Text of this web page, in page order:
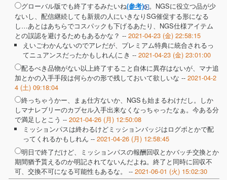
グローバル版でも終了するみたいね(参考) 。NGSに役立つ品が少
ないし、配信継続しても新規の人にいきなりSG催促する形になる
し…あとはあちらでコスパックも下げるあたり、NGS仕様アイテム
との誤認を避けるためもあるかな？ -- 2021-04-23 (金) 22:58:15
えいごわかんないのでアレだが、プレミアム特典に統合されるっ
てニュアンスだったかもしれん(こき -- 2021-04-23 (金) 23:01:00
配るべき品物がない以上終了すること自体に異存はないが、マナ追
加とかの入手手段は何らかの形で残しておいて欲しいな -- 2021-04-2
4 (土) 09:18:04
終っちゃうかー、まぁ仕方ないか、NGSも始まるわけだし。しか
しマナレブリーのカプセル入手出来なくなっちゃったなぁ。今ある分
で満足しとこう -- 2021-04-26 (月) 12:50:08
ミッションパスは終わるけどミッションバッジはログボとかで配
ってくれるかもしれん -- 2021-04-26 (月) 12:58:45
明日で終了だけど、ミッションパスの報酬回収とかバッチ交換とか
期間猶予貰えるのか明記されてないんだよね。終了と同時に回収不
可、交換不可になる可能性もあるな。 -- 2021-06-01 (火) 15:02:30